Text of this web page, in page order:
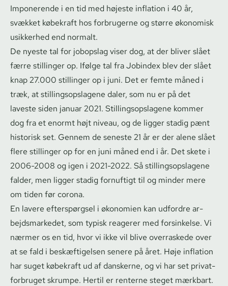
Imponerende i en tid med højeste inflation i 40 år,
svækket købekraft hos forbrugerne og større økonomisk
usikkerhed end normalt.
De nyeste tal for jobopslag viser dog, at der bliver slået
færre stillinger op. Ifølge tal fra Jobindex blev der slået
knap 27.000 stillinger op i juni. Det er femte måned i
træk, at stil­lings­op­sla­ge­ne daler, som nu er på det
laveste siden januar 2021. Stil­lings­op­sla­ge­ne kommer
dog fra et enormt højt niveau, og de ligger stadig pænt
historisk set. Gennem de seneste 21 år er der alene slået
flere stillinger op for en juni måned end i år. Det skete i
2006-2008 og igen i 2021-2022. Så stil­lings­op­sla­ge­ne
falder, men ligger stadig fornuftigt til og minder mere
om tiden før corona.
En lavere efterspørgsel i økonomien kan udfordre ar­
bejds­mar­ke­det, som typisk reagerer med forsinkelse. Vi
nærmer os en tid, hvor vi ikke vil blive overraskede over
at se fald i beskæftigelsen senere på året. Høje inflation
har suget købekraft ud af danskerne, og vi har set pri­vat­
for­bru­get skrumpe. Hertil er renterne steget mærkbart.